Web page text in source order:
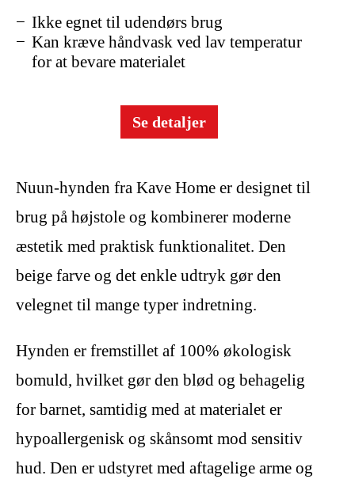
Nuun-hynden fra Kave Home er designet til
brug på højstole og kombinerer moderne
æstetik med praktisk funktionalitet. Den
beige farve og det enkle udtryk gør den
velegnet til mange typer indretning.
Hynden er fremstillet af 100% økologisk
bomuld, hvilket gør den blød og behagelig
for barnet, samtidig med at materialet er
hypoallergenisk og skånsomt mod sensitiv
hud. Den er udstyret med aftagelige arme og
Ikke egnet til udendørs brug
Kan kræve håndvask ved lav temperatur
for at bevare materialet
Se detaljer